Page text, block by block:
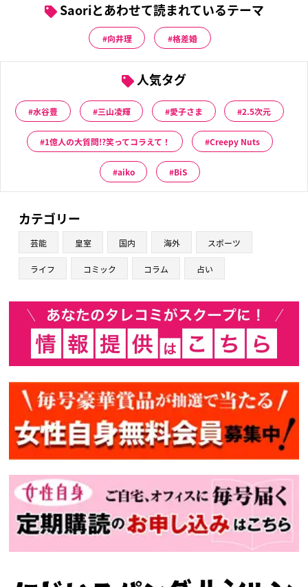
Saoriとあわせて読まれているテーマ
向井理 格差婚
人気タグ
水谷豊 三山凌輝 愛子さま 2.5次元
1億人の大質問!?笑ってコラえて！ Creepy Nuts
aiko BiS
カテゴリー
芸能 皇室 国内 海外 スポーツ
ライフ コミック コラム 占い